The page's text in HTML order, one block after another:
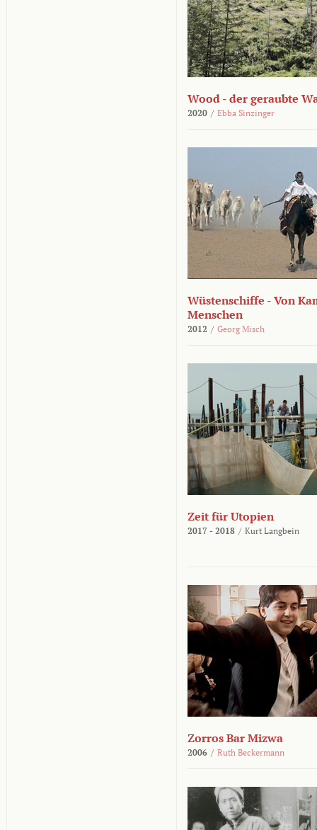
Wood - der geraubte
2020 / Ebba Sinzinger
Wüstenschiffe - Von
Menschen
2012 / Georg Misch
Zeit für Utopien
2017 - 2018 / Kurt Langbein
Zorros Bar Mizwa
2006 / Ruth Beckermann